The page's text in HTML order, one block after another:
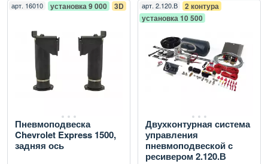
арт. 16010 установка 9 000 3D
Пневмоподвеска
Chevrolet Express 1500,
задняя ось
арт. 2.120.В
2 контура
установка 10 500
Двухконтурная система
управления
пневмоподвеской с
ресивером 2.120.В